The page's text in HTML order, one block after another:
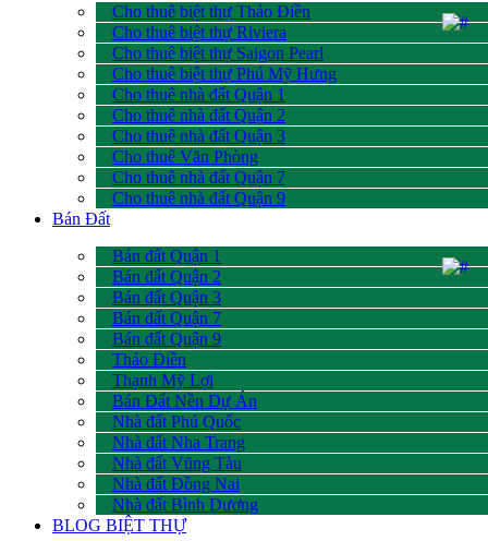
Cho thuê biệt thự Thảo Điền
Cho thuê biệt thự Riviera
Cho thuê biệt thự Saigon Pearl
Cho thuê biệt thự Phú Mỹ Hưng
Cho thuê nhà đất Quận 1
Cho thuê nhà đất Quận 2
Cho thuê nhà đất Quận 3
Cho thuê Văn Phòng
Cho thuê nhà đất Quận 7
Cho thuê nhà đất Quận 9
Bán Đất
Bán đất Quận 1
Bán đất Quận 2
Bán đất Quận 3
Bán đất Quận 7
Bán đất Quận 9
Thảo Điền
Thạnh Mỹ Lợi
Bán Đất Nền Dự Án
Nhà đất Phú Quốc
Nhà đất Nha Trang
Nhà đất Vũng Tàu
Nhà đất Đồng Nai
Nhà đất Bình Dương
BLOG BIỆT THỰ